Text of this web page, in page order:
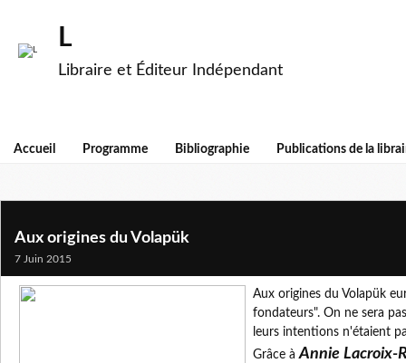
L
Libraire et Éditeur Indépendant
Accueil Programme Bibliographie Publications de la
Aux origines du Volapük
7 Juin 2015
Aux origines du Volapük
fondateurs". On ne sera
leurs intentions n'étaient
Grâce àAnnie Lacroix-